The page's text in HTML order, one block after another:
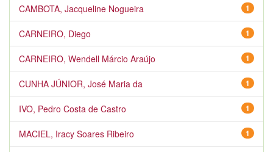
1
CAMBOTA, Jacqueline Nogueira
1
CARNEIRO, Diego
1
CARNEIRO, Wendell Márcio Araújo
1
CUNHA JÚNIOR, José Maria da
1
IVO, Pedro Costa de Castro
1
MACIEL, Iracy Soares Ribeiro